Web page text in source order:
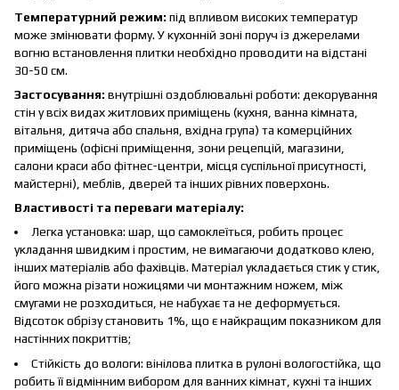
Температурний режим: під впливом високих температур
може змінювати форму. У кухонній зоні поруч із джерелами
вогню встановлення плитки необхідно проводити на відстані
30-50 см.
Застосування: внутрішні оздоблювальні роботи: декорування
стін у всіх видах житлових приміщень (кухня, ванна кімната,
вітальня, дитяча або спальня, вхідна група) та комерційних
приміщень (офісні приміщення, зони рецепцій, магазини,
салони краси або фітнес-центри, місця суспільної присутності,
майстерні), меблів, дверей та інших рівних поверхонь.
Властивості та переваги матеріалу:
Легка установка: шар, що самоклеїться, робить процес
укладання швидким і простим, не вимагаючи додатково клею,
інших матеріалів або фахівців. Матеріал укладається стик у стик,
його можна різати ножицями чи монтажним ножем, між
смугами не розходиться, не набухає та не деформується.
Відсоток обрізу становить 1%, що є найкращим показником для
настінних покриттів;
Стійкість до вологи: вінілова плитка в рулоні вологостійка, що
робить її відмінним вибором для ванних кімнат, кухні та інших